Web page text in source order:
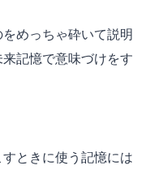
めっちゃ砕いて説明
記憶で意味づけをす
ときに使う記憶には